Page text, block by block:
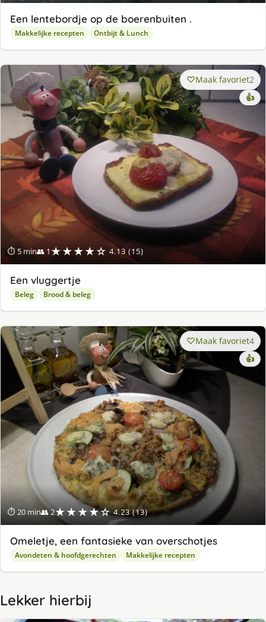
Een lentebordje op de boerenbuiten .
Makkelijke recepten Ontbijt & Lunch
⏱ 5 min👥 1 ★★★★☆ 4.13 (15)
Maak favoriet2
👍
Een vluggertje
Beleg Brood & beleg
⏱ 20 min👥 2★★★★☆ 4.23 (13)
Maak favoriet4
👍
Omeletje, een fantasieke van overschotjes
Avondeten & hoofdgerechten Makkelijke recepten
Lekker hierbij